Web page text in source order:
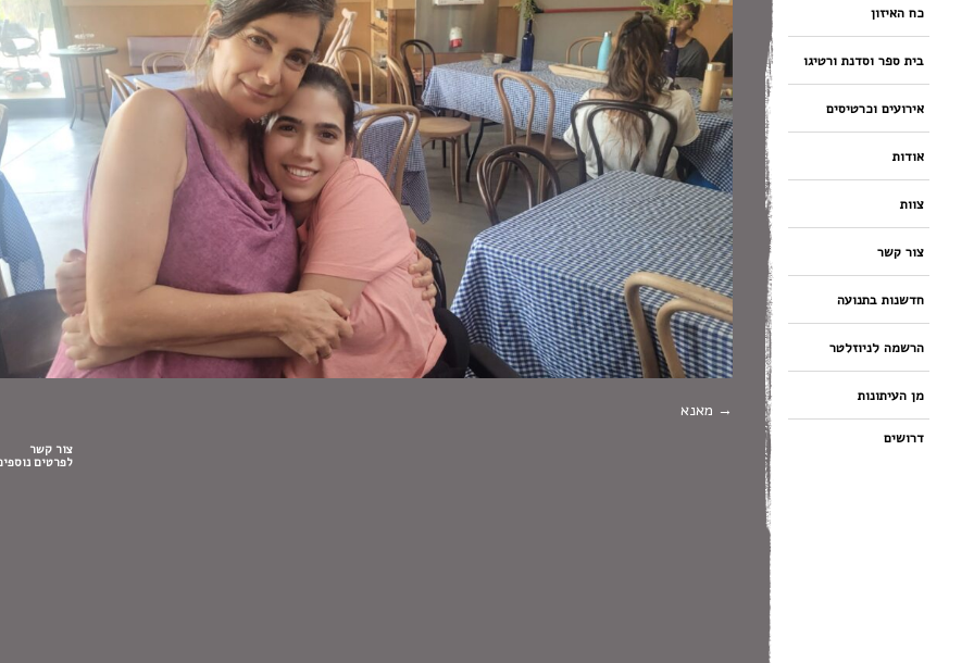
כח האיזון
בית ספר וסדנת ורטיגו
אירועים וכרטיסים
אודות
צוות
צור קשר
חדשנות בתנועה
הרשמה לניוזלטר
מן העיתונות
דרושים
מאנא
צור קשר
לפרטים